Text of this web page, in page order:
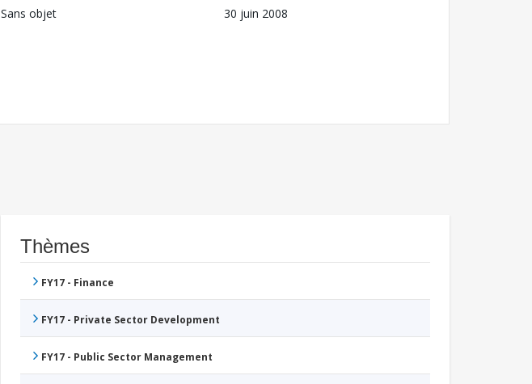
Sans objet
30 juin 2008
Thèmes
FY17 - Finance
FY17 - Private Sector Development
FY17 - Public Sector Management